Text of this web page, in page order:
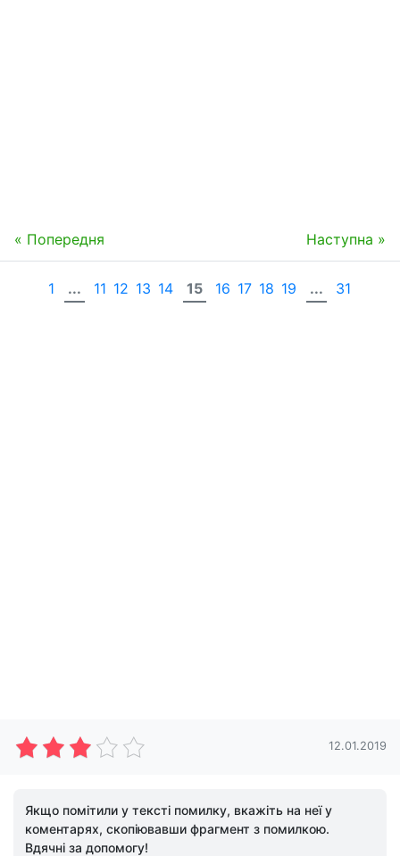
« Попередня Наступна »
1 ... 11 12 13 14 15 16 17 18 19 ... 31
12.01.2019
Якщо помітили у тексті помилку, вкажіть на неї у
коментарях, скопіювавши фрагмент з помилкою.
Вдячні за допомогу!